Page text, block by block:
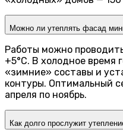
Можно ли утеплять фасад
Работы можно
+5°C. В холодное время
«зимние» составы и
контуры. Оптимальный
апреля по ноябрь.
Как долго прослужит